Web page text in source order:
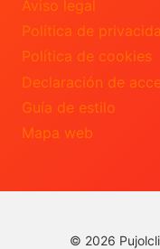
Aviso legal
Política de
Política de cookies
Declaración de
Guía de estilo
Mapa web
© 2026